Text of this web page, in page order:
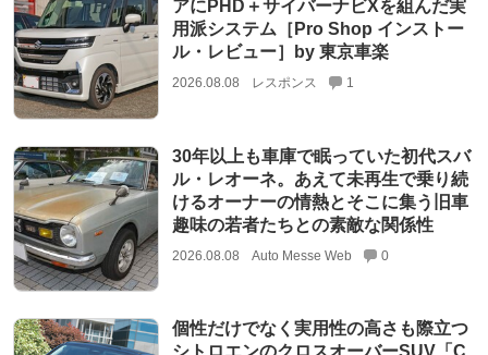
アにPHD＋サイバーナビXを組んだ実
用派システム［Pro Shop インストー
ル・レビュー］by 東京車楽
2026.08.08 レスポンス 1
30年以上も車庫で眠っていた初代スバ
ル・レオーネ。あえて未再生で乗り続
けるオーナーの情熱とそこに集う旧車
趣味の若者たちとの素敵な関係性
2026.08.08 Auto Messe Web 0
個性だけでなく実用性の高さも際立つ